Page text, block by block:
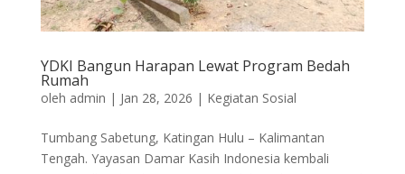
YDKI Bangun Harapan Lewat Program Bedah
Rumah
oleh admin | Jan 28, 2026 | Kegiatan Sosial
Tumbang Sabetung, Katingan Hulu – Kalimantan
Tengah. Yayasan Damar Kasih Indonesia kembali